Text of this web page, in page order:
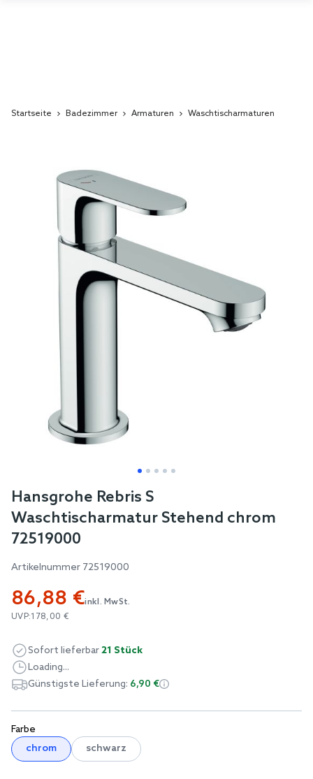
Startseite Badezimmer Armaturen Waschtischarmaturen
Skip
to
beginning
of
images
gallery
Hansgrohe Rebris S
Waschtischarmatur Stehend chrom
72519000
Artikelnummer 72519000
86,88 €inkl. MwSt.
UVP:178,00 €
Farbe
chrom
schwarz
Sofort lieferbar21 Stück
Loading...
Günstigste Lieferung: 6,90 €